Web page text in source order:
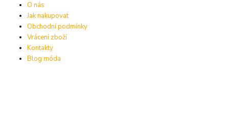
O nás
Jak nakupovat
Obchodní podmínky
Vrácení zboží
Kontakty
Blog móda